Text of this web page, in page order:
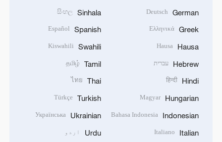
German
Deutsch
Greek
Ελληνικά
Hausa
Hausa
Hebrew עברית
Hindi
हिन्दी
Hungarian
Magyar
Indonesian
Bahasa Indonesia
Italian
Italiano
Sinhala
සිංහල
Spanish
Español
Swahili
Kiswahili
Tamil
தமிழ்
Thai
ไทย
Turkish
Türkçe
Ukrainian
Українська
Urdu اردو